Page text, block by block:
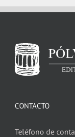
CONTACTO
Teléfono de